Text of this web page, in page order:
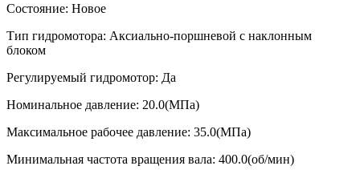
Состояние: Новое
Тип гидромотора: Аксиально-поршневой с наклонным
блоком
Регулируемый гидромотор: Да
Номинальное давление: 20.0(МПа)
Максимальное рабочее давление: 35.0(МПа)
Минимальная частота вращения вала: 400.0(об/мин)